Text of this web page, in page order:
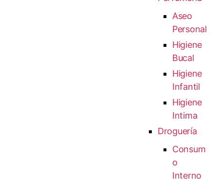
Aseo
Personal
Higiene
Bucal
Higiene
Infantil
Higiene
Intima
Droguería
Consum
o
Interno